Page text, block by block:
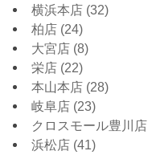
横浜本店 (32)
柏店 (24)
大宮店 (8)
栄店 (22)
本山本店 (28)
岐阜店 (23)
クロスモール豊川店
浜松店 (41)